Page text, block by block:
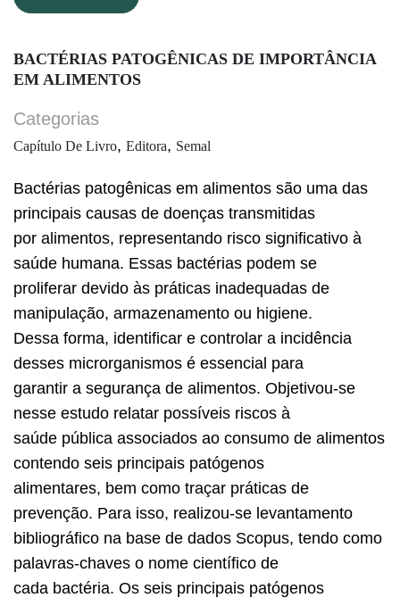
BACTÉRIAS PATOGÊNICAS DE IMPORTÂNCIA
EM ALIMENTOS
Categorias
Capítulo De Livro, Editora, Semal
Bactérias patogênicas em alimentos são uma das
principais causas de doenças transmitidas
por alimentos, representando risco significativo à
saúde humana. Essas bactérias podem se
proliferar devido às práticas inadequadas de
manipulação, armazenamento ou higiene.
Dessa forma, identificar e controlar a incidência
desses microrganismos é essencial para
garantir a segurança de alimentos. Objetivou-se
nesse estudo relatar possíveis riscos à
saúde pública associados ao consumo de alimentos
contendo seis principais patógenos
alimentares, bem como traçar práticas de
prevenção. Para isso, realizou-se levantamento
bibliográfico na base de dados Scopus, tendo como
palavras-chaves o nome científico de
cada bactéria. Os seis principais patógenos